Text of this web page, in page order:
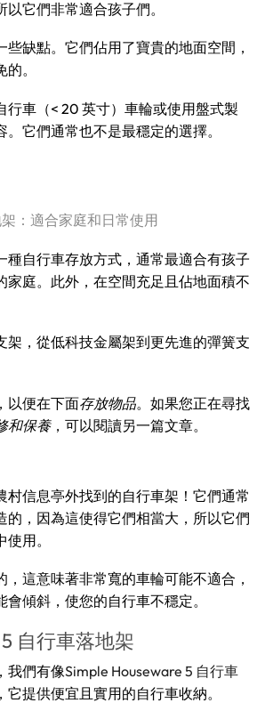
它們非常適合孩子們。
些缺點。它們佔用了寶貴的地面空間，
。
行車（< 20 英寸）車輪或使用盤式製
它們通常也不是最穩定的選擇。
：適合家庭和日常使用
種自行車存放方式，通常最適合有孩子
家庭。此外，在空間充足且佔地面積不
架，從低科技金屬架到更先進的彈簧支
以便在下面存放物品。如果您正在尋找
和保養，可以閱讀另一篇文章。
村信息亭外找到的自行車架！它們通常
的，因為這使得它們相當大，所以它們
用。
，這意味著非常寬的車輪可能不適合，
傾斜，使您的自行車不穩定。
自行車落地架
我們有像Simple Houseware 5 自行車
它提供便宜且實用的自行車收納。